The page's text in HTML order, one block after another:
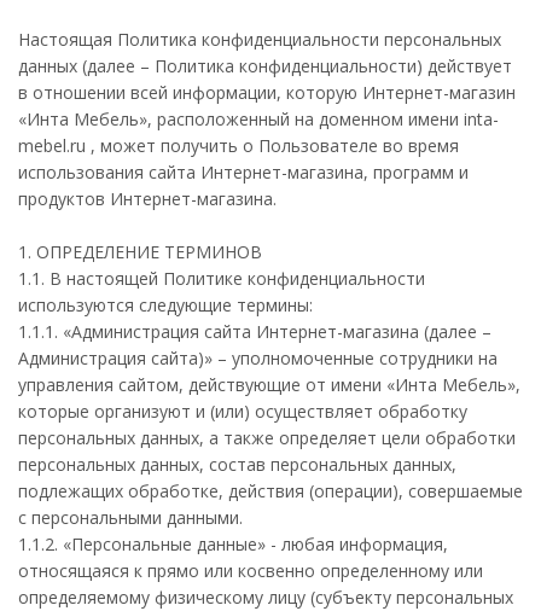
Настоящая Политика конфиденциальности персональных
данных (далее – Политика конфиденциальности) действует
в отношении всей информации, которую Интернет-магазин
«Инта Мебель», расположенный на доменном имени inta-
mebel.ru , может получить о Пользователе во время
использования сайта Интернет-магазина, программ и
продуктов Интернет-магазина.
1. ОПРЕДЕЛЕНИЕ ТЕРМИНОВ
1.1. В настоящей Политике конфиденциальности
используются следующие термины:
1.1.1. «Администрация сайта Интернет-магазина (далее –
Администрация сайта)» – уполномоченные сотрудники на
управления сайтом, действующие от имени «Инта Мебель»,
которые организуют и (или) осуществляет обработку
персональных данных, а также определяет цели обработки
персональных данных, состав персональных данных,
подлежащих обработке, действия (операции), совершаемые
с персональными данными.
1.1.2. «Персональные данные» - любая информация,
относящаяся к прямо или косвенно определенному или
определяемому физическому лицу (субъекту персональных